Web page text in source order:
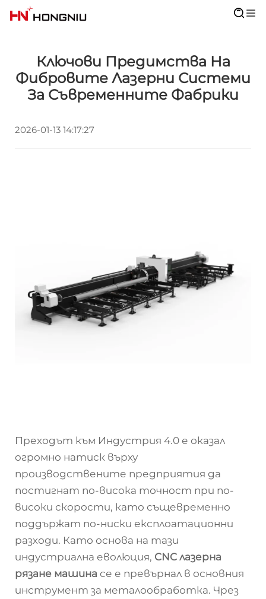
Ключови Предимства На
Фибровите Лазерни Системи
За Съвременните Фабрики
2026-01-13 14:17:27
Преходът към Индустрия 4.0 е оказал
огромно натиск върху
производствените предприятия да
постигнат по-висока точност при по-
високи скорости, като същевременно
поддържат по-ниски експлоатационни
разходи. Като основа на тази
индустриална еволюция, CNC лазерна
рязане машина се е превърнал в основния
инструмент за металообработка. Чрез